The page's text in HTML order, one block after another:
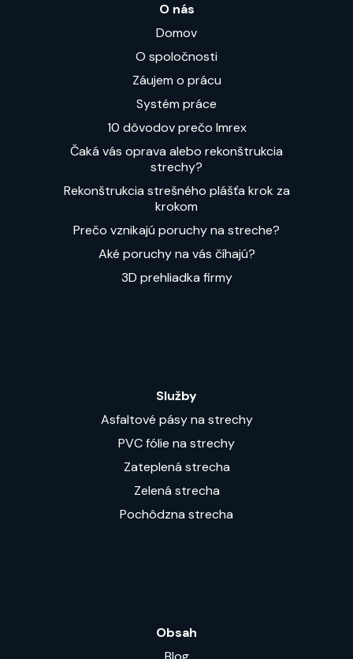
O nás
Domov
O spoločnosti
Záujem o prácu
Systém práce
10 dôvodov prečo Imrex
Čaká vás oprava alebo rekonštrukcia
strechy?
Rekonštrukcia strešného plášťa krok za
krokom
Prečo vznikajú poruchy na streche?
Aké poruchy na vás číhajú?
3D prehliadka firmy
Služby
Asfaltové pásy na strechy
PVC fólie na strechy
Zateplená strecha
Zelená strecha
Pochôdzna strecha
Obsah